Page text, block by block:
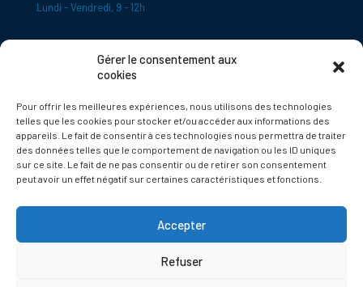
Gérer le consentement aux
cookies
Pour offrir les meilleures expériences, nous utilisons des technologies
telles que les cookies pour stocker et/ou accéder aux informations des
appareils. Le fait de consentir à ces technologies nous permettra de traiter
des données telles que le comportement de navigation ou les ID uniques
sur ce site. Le fait de ne pas consentir ou de retirer son consentement
peut avoir un effet négatif sur certaines caractéristiques et fonctions.
Accepter
Refuser
Lundi - Vendredi, 9 - 12h
24620 Tamniès
France
Politique de cookies